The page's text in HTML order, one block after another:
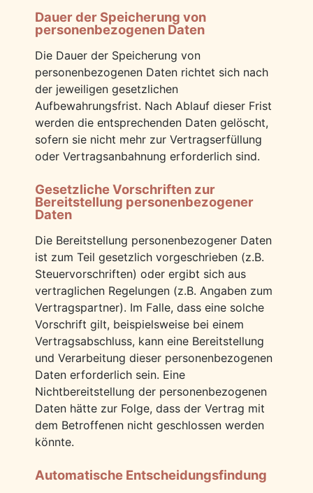
Dauer der Speicherung von
personenbezogenen Daten
Die Dauer der Speicherung von
personenbezogenen Daten richtet sich nach
der jeweiligen gesetzlichen
Aufbewahrungsfrist. Nach Ablauf dieser Frist
werden die entsprechenden Daten gelöscht,
sofern sie nicht mehr zur Vertragserfüllung
oder Vertragsanbahnung erforderlich sind.
Gesetzliche Vorschriften zur
Bereitstellung personenbezogener
Daten
Die Bereitstellung personenbezogener Daten
ist zum Teil gesetzlich vorgeschrieben (z.B.
Steuervorschriften) oder ergibt sich aus
vertraglichen Regelungen (z.B. Angaben zum
Vertragspartner). Im Falle, dass eine solche
Vorschrift gilt, beispielsweise bei einem
Vertragsabschluss, kann eine Bereitstellung
und Verarbeitung dieser personenbezogenen
Daten erforderlich sein. Eine
Nichtbereitstellung der personenbezogenen
Daten hätte zur Folge, dass der Vertrag mit
dem Betroffenen nicht geschlossen werden
könnte.
Automatische Entscheidungsfindung